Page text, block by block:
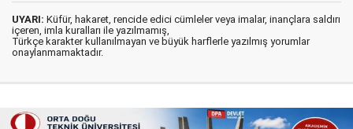
UYARI: Küfür, hakaret, rencide edici cümleler veya imalar, inançlara saldırı
içeren, imla kuralları ile yazılmamış,
Türkçe karakter kullanılmayan ve büyük harflerle yazılmış yorumlar
onaylanmamaktadır.